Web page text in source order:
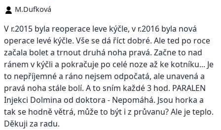
M.Dufková
V r.2015 byla reoperace leve kýčle, v r.2016 byla nová
operace levé kýčle. Vše se dá říct dobré. Ale ted po roce
začala bolet a trnout druhá noha pravá. Začne to nad
ránem v kýčli a pokračuje po celé noze až ke kotníku... Je
to nepříjemné a ráno nejsem odpočatá, ale unavená a
pravá noha stále bolí. A to sním každé 3 hod. PARALEN
Injekci Dolmina od doktora - Nepomáhá. Jsou horka a
tak se hodně větrá, může to být i z průvanu? Ale je teplo.
Děkuji za radu.